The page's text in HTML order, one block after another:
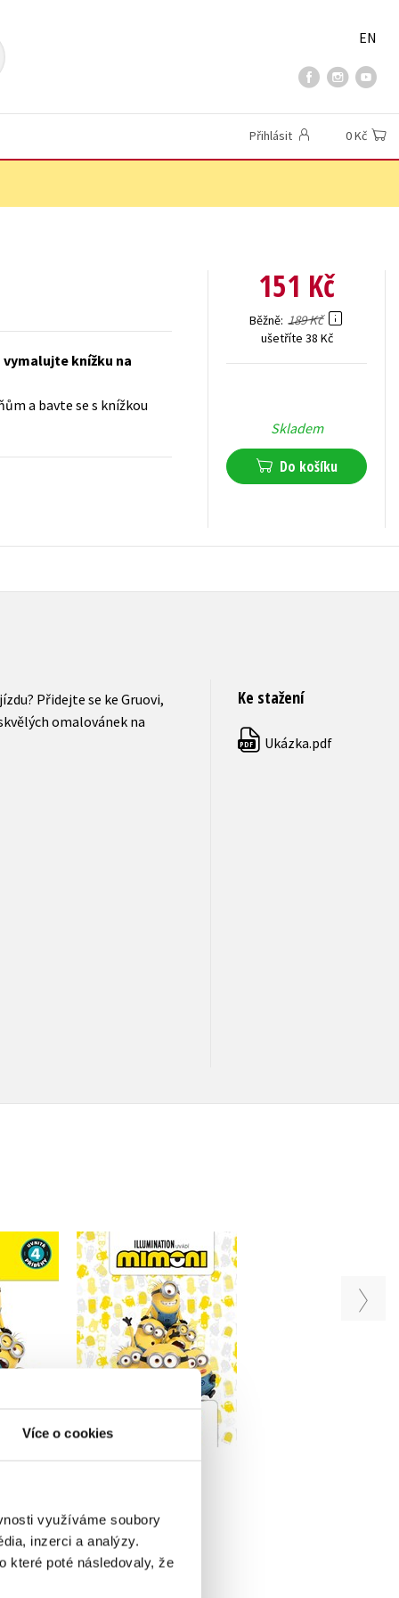
Více o cookies
využíváme soubory
inzerci a analýzy.
které poté následovaly, že
EN
Přihlásit 0 Kč
knížku na
a bavte se s knížkou
151 Kč
Běžně 189 Kč
ušetříte 38 Kč
Skladem
Do košíku
Přidejte se ke Gruovi,
omalovánek na
Ke stažení
PDF Ukázka.pdf
Mimoni - 5minutové
pohádky
Kolektiv Kolektiv